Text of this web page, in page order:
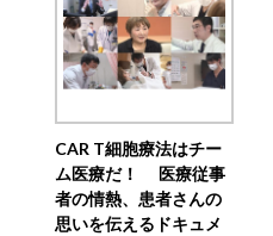
CAR T細胞療法はチー
ム医療だ！ 医療従事
者の情熱、患者さんの
思いを伝えるドキュメ